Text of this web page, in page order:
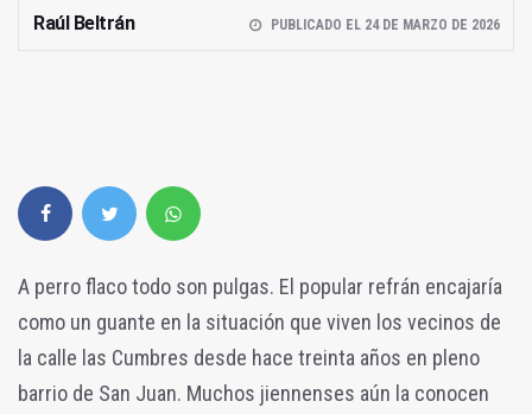
Raúl Beltrán PUBLICADO EL 24 DE MARZO DE 2026
A perro flaco todo son pulgas. El popular refrán encajaría
como un guante en la situación que viven los vecinos de
la calle las Cumbres desde hace treinta años en pleno
barrio de San Juan. Muchos jiennenses aún la conocen